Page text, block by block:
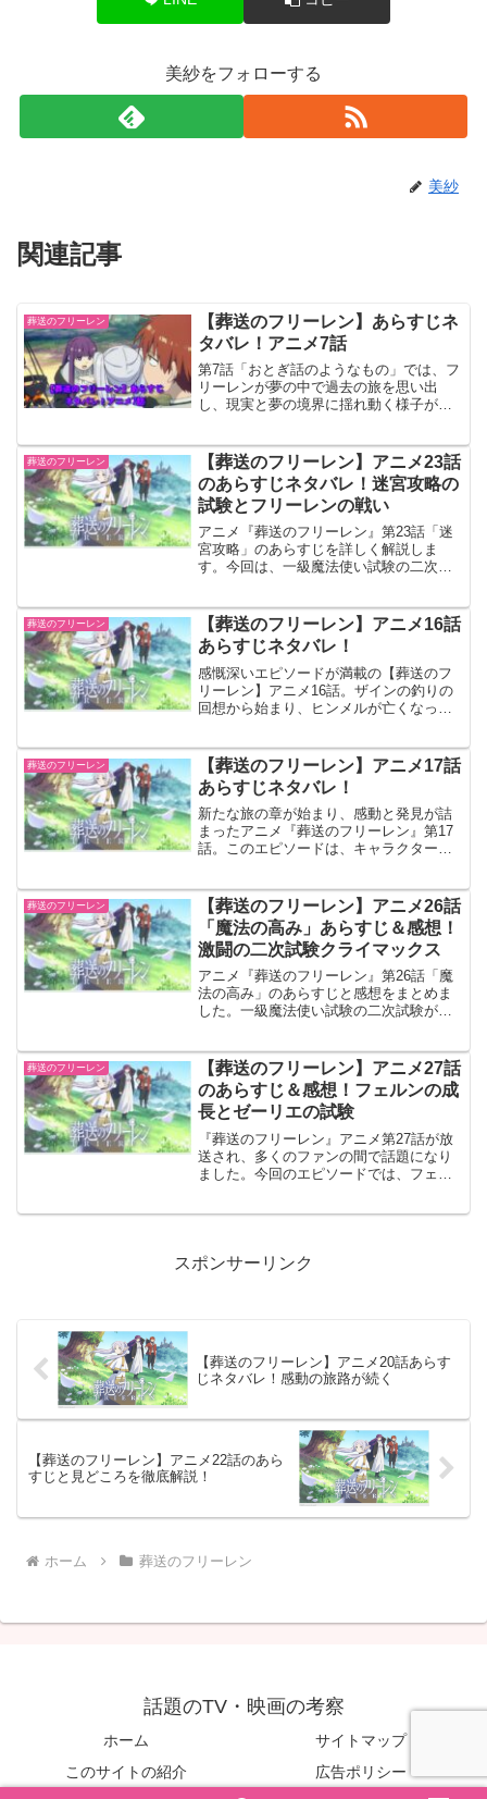
美紗をフォローする
美紗
関連記事
葬送のフリーレン
【葬送のフリーレン】あらすじネ
タバレ！アニメ7話
第7話「おとぎ話のようなもの」では、フ
リーレンが夢の中で過去の旅を思い出
し、現実と夢の境界に揺れ動く様子が描
聴者に深い感慨を与えます。
葬送のフリーレン
【葬送のフリーレン】アニメ23話
のあらすじネタバレ！迷宮攻略の
試験とフリーレンの戦い
アニメ『葬送のフリーレン』第23話「迷
宮攻略」のあらすじを詳しく解説しま
す。今回は、一級魔法使い試験の二次試
ンジョンに挑みますが、果たしてフリー
レンたちはどのように進むのか？また、
複製体との戦いが始まり、緊張感が高ま
る展開に！この記事では、23話のストー
リーをネタバレありでまとめますので、
未視聴の方はご注意ください。
葬送のフリーレン
【葬送のフリーレン】アニメ16話
あらすじネタバレ！
感慨深いエピソードが満載の【葬送のフ
リーレン】アニメ16話。ザインの釣りの
回想から始まり、ヒンメルが亡くなった
事では、このエピソードの重要なモーメ
ントと私たちの深い感想や考察を共有し
ます。
葬送のフリーレン
【葬送のフリーレン】アニメ17話
あらすじネタバレ！
新たな旅の章が始まり、感動と発見が詰
まったアニメ『葬送のフリーレン』第17
話。このエピソードは、キャラクター間
の冒険がどう展開するのか、ネタバレと
共にご紹介します。ファンならずとも、
心を掴まれる内容になっています。
葬送のフリーレン
【葬送のフリーレン】アニメ26話
「魔法の高み」あらすじ＆感想！
激闘の二次試験クライマックス
アニメ『葬送のフリーレン』第26話「魔
法の高み」のあらすじと感想をまとめま
した。一級魔法使い試験の二次試験がク
す。本記事では、26話の展開を詳しく解
説しつつ、印象的なシーンやキャラクタ
ーの活躍についても紹介します。
葬送のフリーレン
【葬送のフリーレン】アニメ27話
のあらすじ＆感想！フェルンの成
長とゼーリエの試験
『葬送のフリーレン』アニメ第27話が放
送され、多くのファンの間で話題になり
ました。今回のエピソードでは、フェル
になる重要な回となっています。この記
事では、第27話のあらすじと感想を詳し
スポンサーリンク
【葬送のフリーレン】アニメ20話あらす
じネタバレ！感動の旅路が続く
【葬送のフリーレン】アニメ22話のあら
すじと見どころを徹底解説！
ホーム 葬送のフリーレン
話題のTV・映画の考察
ホーム
サイトマップ
このサイトの紹介
広告ポリシー